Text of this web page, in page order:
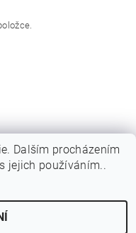
Dalším procházením
jejich používáním..